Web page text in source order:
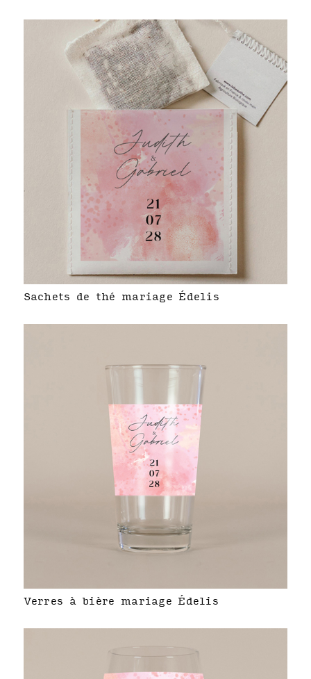
Sachets de thé mariage Édelis
Verres à bière mariage Édelis